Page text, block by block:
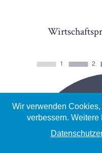
Wir verwenden
verbessern. Weitere